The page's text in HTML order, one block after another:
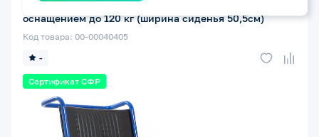
Сертификат СФР
-
Код товара: 00-00040405
оснащением до 120 кг (ширина сиденья 50,5см)